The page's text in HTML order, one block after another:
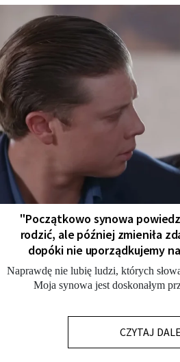
"Początkowo synowa
rodzić, ale później zmieniła
dopóki nie uporządkujemy
Naprawdę nie lubię ludzi, których
Moja synowa jest doskonałym
CZYTAJ